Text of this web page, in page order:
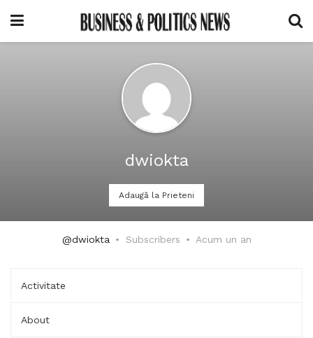
dwiokta
Adaugă la Prieteni
@dwiokta Subscribers Acum un an
Activitate
About